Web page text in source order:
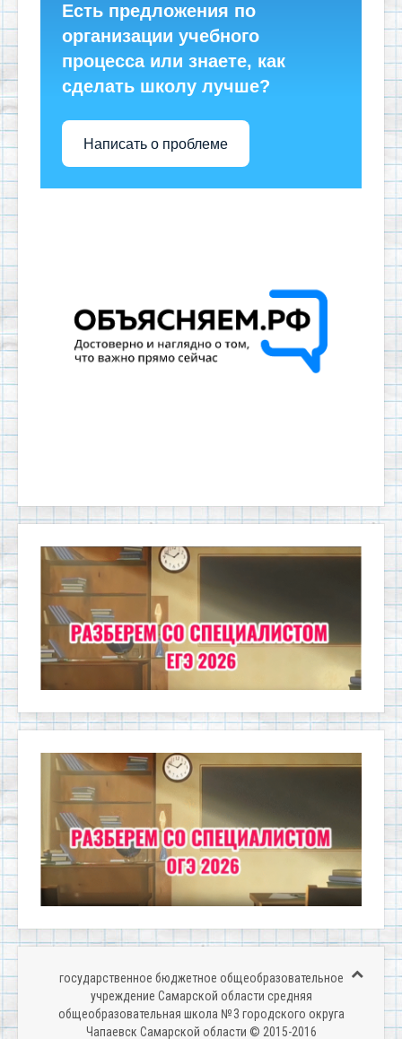
Есть предложения по
организации учебного
процесса или знаете, как
сделать школу лучше?
Написать о проблеме
государственное бюджетное общеобразовательное
учреждение Самарской области средняя
общеобразовательная школа № 3 городского округа
Чапаевск Самарской области © 2015-2016